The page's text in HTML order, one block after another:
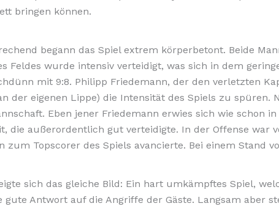
bringen können.
begann das Spiel extrem körperbetont. Beide
Feldes wurde intensiv verteidigt, was sich in dem
mit 9:8. Philipp Friedemann, der den verletzten
der eigenen Lippe) die Intensität des Spiels zu
Eben jener Friedemann erwies sich wie schon
die außerordentlich gut verteidigte. In der Offense war
zum Topscorer des Spiels avancierte. Bei einem Stand
sich das gleiche Bild: Ein hart umkämpftes Spiel,
Antwort auf die Angriffe der Gäste. Langsam aber